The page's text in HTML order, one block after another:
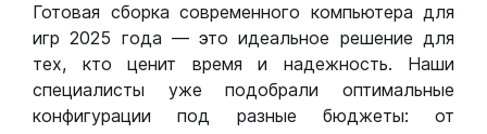
Готовая сборка современного компьютера для
игр 2025 года — это идеальное решение для
тех, кто ценит время и надежность. Наши
специалисты уже подобрали оптимальные
конфигурации под разные бюджеты: от